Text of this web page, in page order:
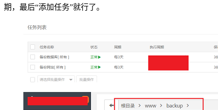
期，最后“添加任务”就行了。